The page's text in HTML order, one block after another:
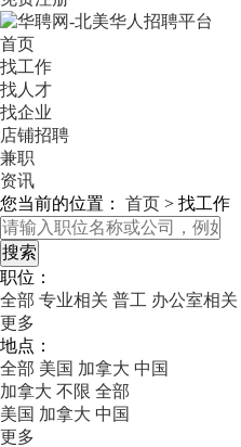
首页
找工作
找人才
找企业
店铺招聘
兼职
资讯
您当前的位置： 首页 > 找工作
职位：
全部 专业相关 普工 办公室相关
更多
地点：
全部 美国 加拿大 中国
加拿大 不限 全部
美国 加拿大 中国
更多